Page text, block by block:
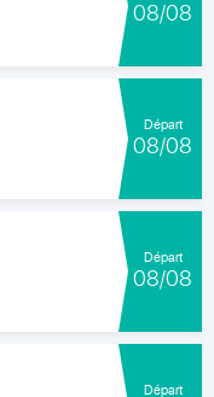
08/08
Départ
08/08
Départ
08/08
Départ